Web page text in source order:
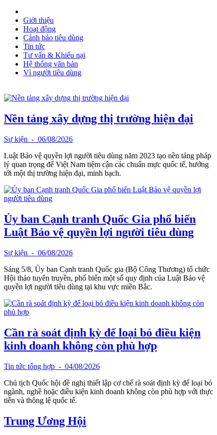
Giới thiệu
Hoạt động
Cảnh báo tiêu dùng
Tin tức
Tư vấn & Khiếu nại
Hệ thống văn bản
Vì người tiêu dùng
Nền tảng xây dựng thị trường hiện đại
Sự kiện - 06/08/2026
Luật Bảo vệ quyền lợi người tiêu dùng năm 2023 tạo nền tảng pháp
lý quan trọng để Việt Nam tiệm cận các chuẩn mực quốc tế, hướng
tới một thị trường hiện đại, minh bạch.
Ủy ban Cạnh tranh Quốc Gia phổ biến
Luật Bảo vệ quyền lợi người tiêu dùng
Sự kiện - 06/08/2026
Sáng 5/8, Ủy ban Cạnh tranh Quốc gia (Bộ Công Thương) tổ chức
Hội thảo tuyên truyền, phổ biến một số quy định của Luật Bảo vệ
quyền lợi người tiêu dùng tại khu vực miền Bắc.
Cần rà soát định kỳ để loại bỏ điều kiện
kinh doanh không còn phù hợp
Tin tức tổng hợp - 04/08/2026
Chủ tịch Quốc hội đề nghị thiết lập cơ chế rà soát định kỳ để loại bỏ
ngành, nghề hoặc điều kiện kinh doanh không còn phù hợp với thực
tiễn và thông lệ quốc tế.
Trung Ương Hội